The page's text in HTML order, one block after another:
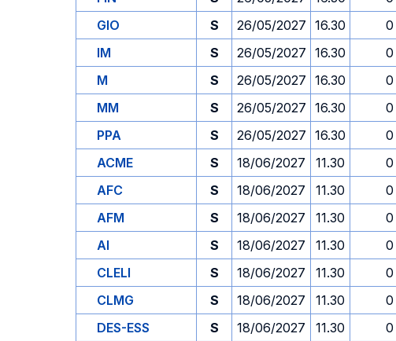
GIO
S 26/05/2027 16.30 0
IM
S 26/05/2027 16.30 0
M
S 26/05/2027 16.30 0
MM
S 26/05/2027 16.30 0
PPA
S 26/05/2027 16.30 0
ACME
S 18/06/2027 11.30 0
AFC
S 18/06/2027 11.30 0
AFM
S 18/06/2027 11.30 0
AI
S 18/06/2027 11.30 0
CLELI
S 18/06/2027 11.30 0
CLMG
S 18/06/2027 11.30 0
DES-ESS
S 18/06/2027 11.30 0